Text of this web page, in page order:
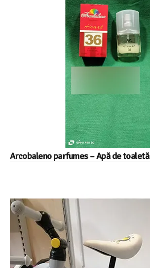
Arcobaleno parfumes – Apă de toaletă